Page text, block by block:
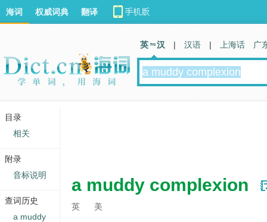
a muddy complexion
英 美
海词 权威词典 翻译
英 汉 | 汉语 | 上海话 广
目录
相关
附录
音标说明
查词历史
a muddy